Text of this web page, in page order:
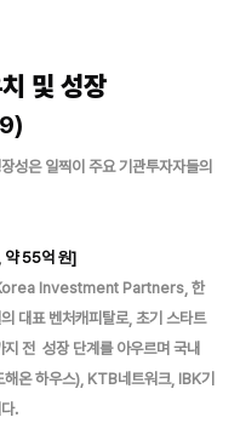
및 성장
성은 일찍이 주요 기관투자자들의
55억 원]
Investment Partners, 한
대표 벤처캐피탈로, 초기 스타트
지 전 성장 단계를 아우르며 국내
해온 하우스), KTB네트워크, IBK기
.